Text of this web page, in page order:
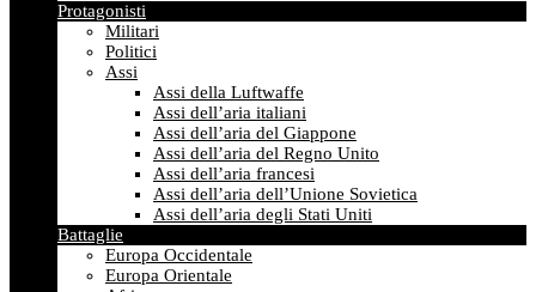
Protagonisti
Militari
Politici
Assi
Assi della Luftwaffe
Assi dell’aria italiani
Assi dell’aria del Giappone
Assi dell’aria del Regno Unito
Assi dell’aria francesi
Assi dell’aria dell’Unione Sovietica
Assi dell’aria degli Stati Uniti
Battaglie
Europa Occidentale
Europa Orientale